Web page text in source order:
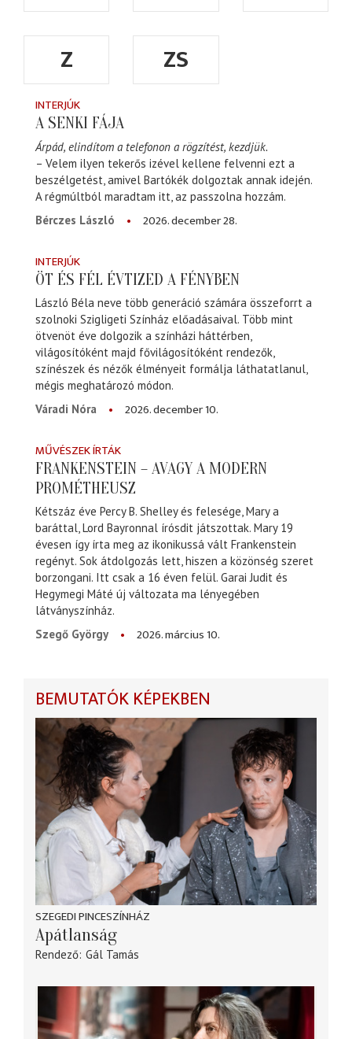
Z
ZS
INTERJÚK
A SENKI FÁJA
Árpád, elindítom a telefonon a rögzítést, kezdjük.
– Velem ilyen tekerős izével kellene felvenni ezt a
beszélgetést, amivel Bartókék dolgoztak annak idején.
A régmúltból maradtam itt, az passzolna hozzám.
Bérczes László
2026. december 28.
INTERJÚK
ÖT ÉS FÉL ÉVTIZED A FÉNYBEN
László Béla neve több generáció számára összeforrt a
szolnoki Szigligeti Színház előadásaival. Több mint
ötvenöt éve dolgozik a színházi háttérben,
világosítóként majd fővilágosítóként rendezők,
színészek és nézők élményeit formálja láthatatlanul,
mégis meghatározó módon.
Váradi Nóra
2026. december 10.
MŰVÉSZEK ÍRTÁK
FRANKENSTEIN – AVAGY A MODERN
PROMÉTHEUSZ
Kétszáz éve Percy B. Shelley és felesége, Mary a
baráttal, Lord Bayronnal írósdit játszottak. Mary 19
évesen így írta meg az ikonikussá vált Frankenstein
regényt. Sok átdolgozás lett, hiszen a közönség szeret
borzongani. Itt csak a 16 éven felül. Garai Judit és
Hegymegi Máté új változata ma lényegében
látványszínház.
Szegő György
2026. március 10.
BEMUTATÓK KÉPEKBEN
SZEGEDI PINCESZÍNHÁZ
Apátlanság
Rendező Gál Tamás